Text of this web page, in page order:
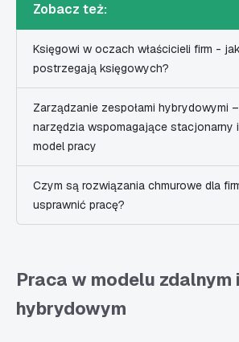
Zobacz też:
Księgowi w oczach właścicieli firm -
postrzegają księgowych?
Zarządzanie zespołami hybrydowymi
narzędzia wspomagające stacjonarny
model pracy
Czym są rozwiązania chmurowe dla
usprawnić pracę?
Praca w modelu zdalnym i
hybrydowym